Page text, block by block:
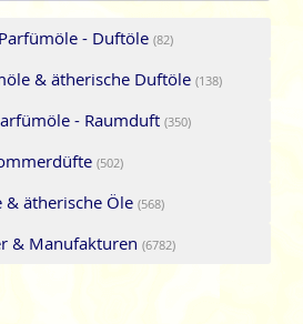
- Duftöle (82)
& ätherische Duftöle (138)
- Raumduft (350)
(502)
& ätherische Öle (568)
& Manufakturen (6782)